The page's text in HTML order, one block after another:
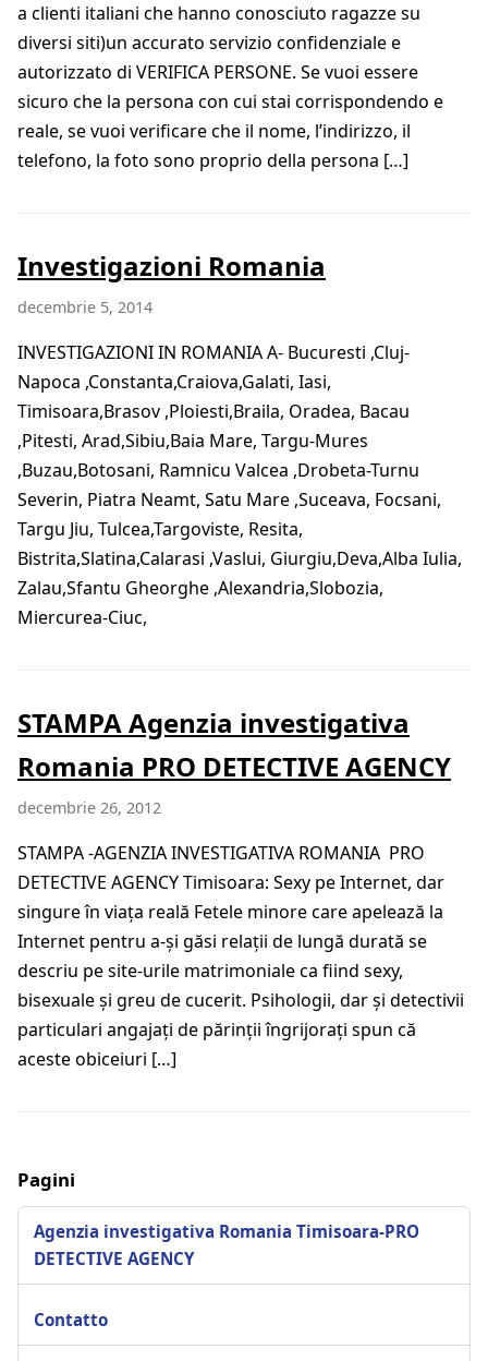
a clienti italiani che hanno conosciuto ragazze su
diversi siti)un accurato servizio confidenziale e
autorizzato di VERIFICA PERSONE. Se vuoi essere
sicuro che la persona con cui stai corrispondendo e
reale, se vuoi verificare che il nome, l’indirizzo, il
telefono, la foto sono proprio della persona […]
Investigazioni Romania
decembrie 5, 2014
INVESTIGAZIONI IN ROMANIA A- Bucuresti ,Cluj-
Napoca ,Constanta,Craiova,Galati, Iasi,
Timisoara,Brasov ,Ploiesti,Braila, Oradea, Bacau
,Pitesti, Arad,Sibiu,Baia Mare, Targu-Mures
,Buzau,Botosani, Ramnicu Valcea ,Drobeta-Turnu
Severin, Piatra Neamt, Satu Mare ,Suceava, Focsani,
Targu Jiu, Tulcea,Targoviste, Resita,
Bistrita,Slatina,Calarasi ,Vaslui, Giurgiu,Deva,Alba Iulia,
Zalau,Sfantu Gheorghe ,Alexandria,Slobozia,
Miercurea-Ciuc,
STAMPA Agenzia investigativa
Romania PRO DETECTIVE AGENCY
decembrie 26, 2012
STAMPA -AGENZIA INVESTIGATIVA ROMANIA PRO
DETECTIVE AGENCY Timisoara: Sexy pe Internet, dar
singure în viaţa reală Fetele minore care apelează la
Internet pentru a-şi găsi relaţii de lungă durată se
descriu pe site-urile matrimoniale ca fiind sexy,
bisexuale şi greu de cucerit. Psihologii, dar şi detectivii
particulari angajaţi de părinţii îngrijoraţi spun că
aceste obiceiuri […]
Pagini
Agenzia investigativa Romania Timisoara-PRO
DETECTIVE AGENCY
Contatto